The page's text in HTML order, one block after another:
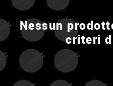
Nessun
criteri